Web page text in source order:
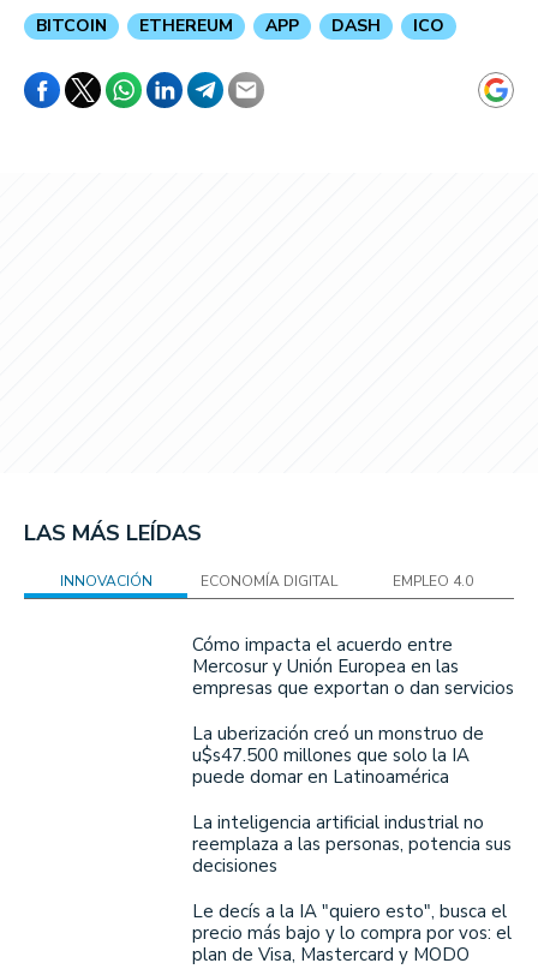
BITCOIN ETHEREUM APP DASH ICO
LAS MÁS LEÍDAS
INNOVACIÓN ECONOMÍA DIGITAL EMPLEO 4.0
Cómo impacta el acuerdo entre
Mercosur y Unión Europea en las
empresas que exportan o dan servicios
La uberización creó un monstruo de
u$s47.500 millones que solo la IA
puede domar en Latinoamérica
La inteligencia artificial industrial no
reemplaza a las personas, potencia sus
decisiones
Le decís a la IA "quiero esto", busca el
precio más bajo y lo compra por vos: el
plan de Visa, Mastercard y MODO